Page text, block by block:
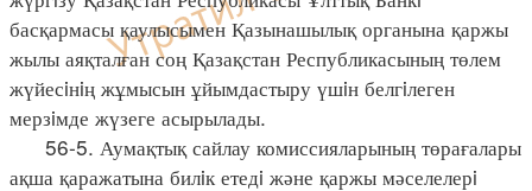
басқармасы қаулысымен Қазынашылық органына қаржы
жылы аяқталған соң Қазақстан Республикасының төлем
жүйесiнiң жұмысын ұйымдастыру үшiн белгiлеген
мерзiмде жүзеге асырылады.
56-5. Аумақтық сайлау комиссияларының төрағалары
ақша қаражатына билiк етедi және қаржы мәселелерi